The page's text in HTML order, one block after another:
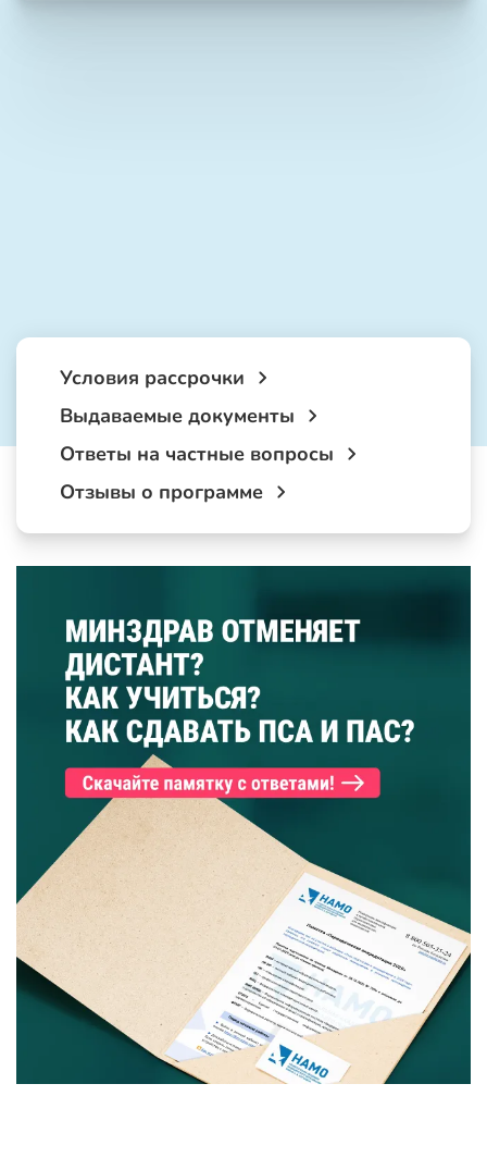
Условия рассрочки
Выдаваемые документы
Ответы на частные вопросы
Отзывы о программе